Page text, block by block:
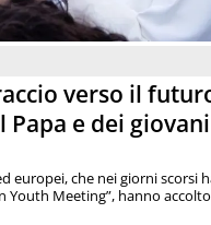
verso il
Papa e dei
europei, che nei giorni scorsi
Youth Meeting”, hanno